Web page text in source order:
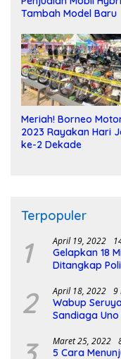
Tambah Model Baru
Meriah! Borneo
2023 Rayakan Hari
ke-2 Dekade
Terpopuler
1 April 19, 2022
Gelapkan 18
Ditangkap
2 April 18, 2022 9
Wabup
Sandiaga
Maret 25, 2022
5 Cara